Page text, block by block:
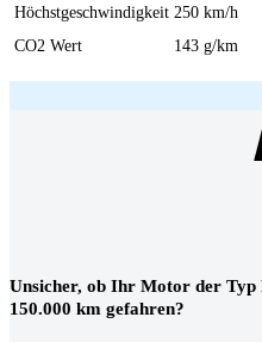
Höchstgeschwindigkeit 250 km/h
CO2 Wert
143 g/km
Unsicher, ob Ihr Motor der Typ
150.000 km gefahren?